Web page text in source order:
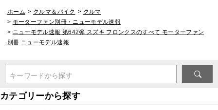
ホーム > クルマ＆バイク > クルマ
> モーターファン別冊・ニューモデル速報
> ニューモデル速報 第642弾 スズキ フロンクスのすべて モーターファン
別冊 ニューモデル速報
キーワードから探す